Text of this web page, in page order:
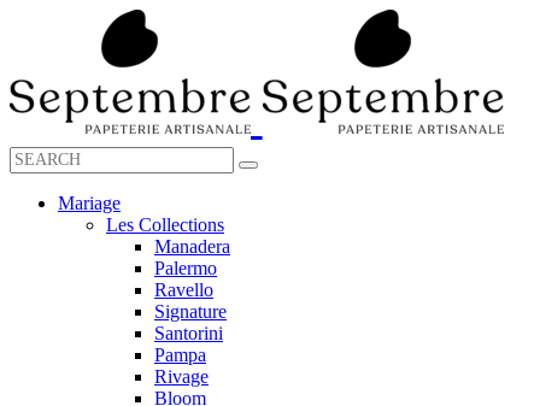
Mariage
Les Collections
Manadera
Palermo
Ravello
Signature
Santorini
Pampa
Rivage
Bloom